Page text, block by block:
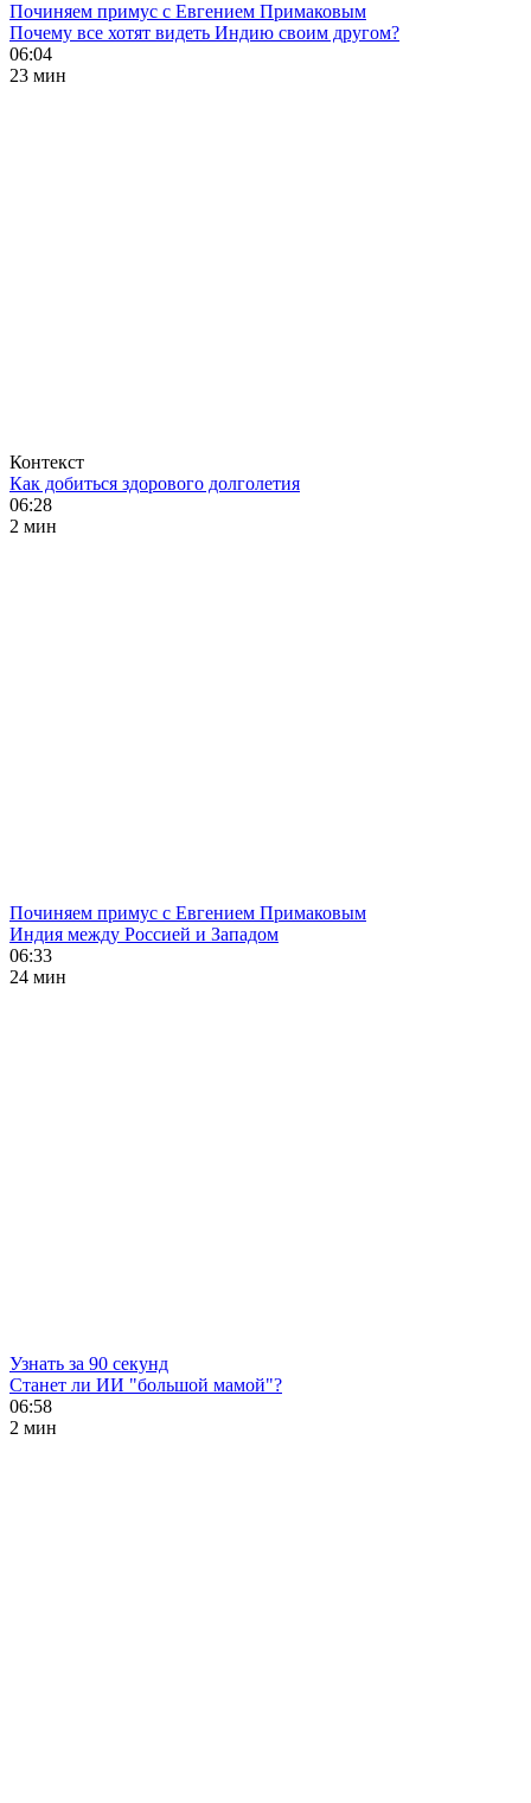
Починяем примус с Евгением Примаковым
Почему все хотят видеть Индию своим другом?
06:04
23 мин
Контекст
Как добиться здорового долголетия
06:28
2 мин
Починяем примус с Евгением Примаковым
Индия между Россией и Западом
06:33
24 мин
Узнать за 90 секунд
Станет ли ИИ "большой мамой"?
06:58
2 мин